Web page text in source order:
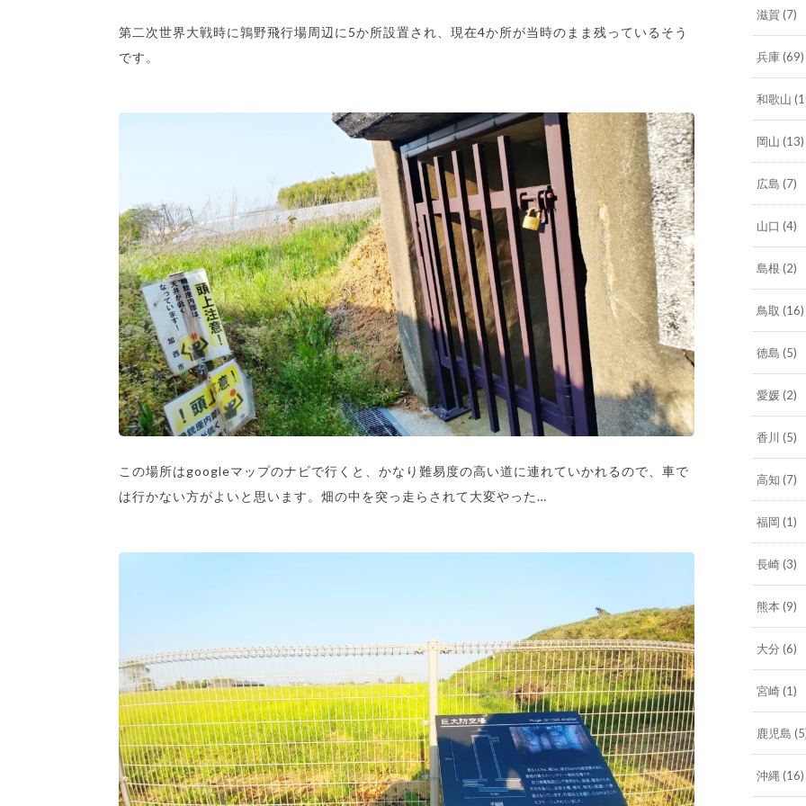
第二次世界大戦時に鶉野飛行場周辺に5か所設置され、現在4か所が当時のまま残っているそう
です。
この場所はgoogleマップのナビで行くと、かなり難易度の高い道に連れていかれるので、車で
は行かない方がよいと思います。畑の中を突っ走らされて大変やった…
滋賀 (7)
兵庫(69)
和歌山
岡山 (13)
広島 (7)
山口 (4)
島根 (2)
鳥取 (16)
徳島 (5)
愛媛(2)
香川 (5)
高知 (7)
福岡 (1)
長崎(3)
熊本 (9)
大分 (6)
宮崎(1)
鹿児島
沖縄 (16)